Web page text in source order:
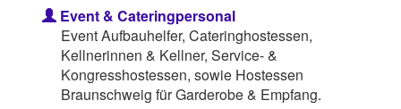
Event & Cateringpersonal
Event Aufbauhelfer, Cateringhostessen,
Kellnerinnen & Kellner, Service- &
Kongresshostessen, sowie Hostessen
Braunschweig für Garderobe & Empfang.